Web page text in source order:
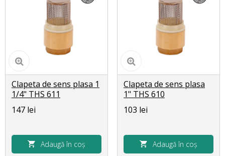
Clapeta de sens plasa 1
1/4" THS 611
147 lei
Adaugă în coș
Clapeta de sens plasa
1" THS 610
103 lei
Adaugă în coș